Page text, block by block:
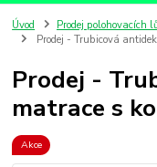
Úvod Prodej polohovacích
Prodej - Trubicová
Prodej -
matrace s
Akce